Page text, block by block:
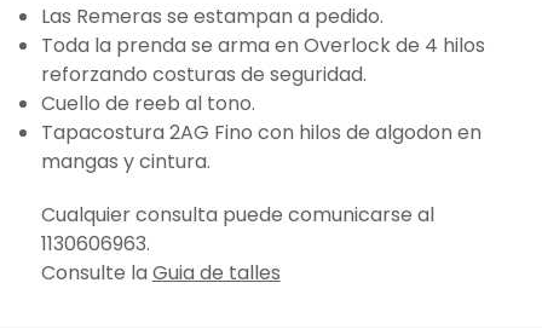
Las Remeras se estampan a pedido.
Toda la prenda se arma en Overlock de 4 hilos
reforzando costuras de seguridad.
Cuello de reeb al tono.
Tapacostura 2AG Fino con hilos de algodon en
mangas y cintura.
Cualquier consulta puede comunicarse al
1130606963.
Consulte la Guia de talles